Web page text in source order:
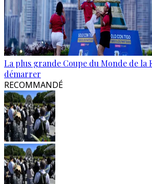
La plus grande Coupe du Monde de la
démarrer
RECOMMANDÉ